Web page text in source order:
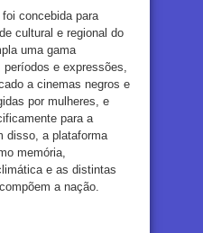
concebida para
cultural e regional do
uma gama
e expressões,
a cinemas negros e
por mulheres, e
para a
disso, a plataforma
memória,
e as distintas
a nação.